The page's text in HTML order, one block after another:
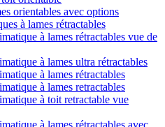
orientables avec options
à lames rétractables
à lames rétractables vue de
à lames ultra rétractables
à lames rétractables
à lames retractables
à toit retractable vue
à lames rétractables avec